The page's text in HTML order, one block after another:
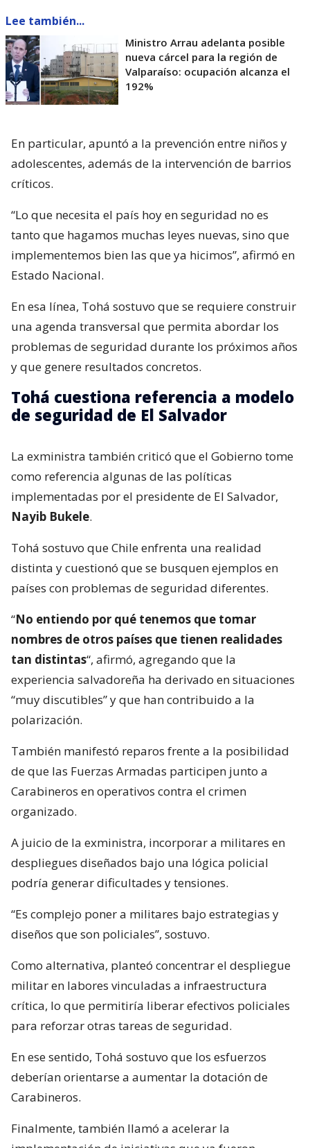
Lee también...
Ministro Arrau adelanta posible
nueva cárcel para la región de
Valparaíso: ocupación alcanza el
192%
En particular, apuntó a la prevención entre niños y
adolescentes, además de la intervención de barrios
críticos.
“Lo que necesita el país hoy en seguridad no es
tanto que hagamos muchas leyes nuevas, sino que
implementemos bien las que ya hicimos”, afirmó en
Estado Nacional.
En esa línea, Tohá sostuvo que se requiere construir
una agenda transversal que permita abordar los
problemas de seguridad durante los próximos años
y que genere resultados concretos.
Tohá cuestiona referencia a modelo
de seguridad de El Salvador
La exministra también criticó que el Gobierno tome
como referencia algunas de las políticas
implementadas por el presidente de El Salvador,
Nayib Bukele.
Tohá sostuvo que Chile enfrenta una realidad
distinta y cuestionó que se busquen ejemplos en
países con problemas de seguridad diferentes.
“No entiendo por qué tenemos que tomar
nombres de otros países que tienen realidades
tan distintas“, afirmó, agregando que la
experiencia salvadoreña ha derivado en situaciones
“muy discutibles” y que han contribuido a la
polarización.
También manifestó reparos frente a la posibilidad
de que las Fuerzas Armadas participen junto a
Carabineros en operativos contra el crimen
organizado.
A juicio de la exministra, incorporar a militares en
despliegues diseñados bajo una lógica policial
podría generar dificultades y tensiones.
“Es complejo poner a militares bajo estrategias y
diseños que son policiales”, sostuvo.
Como alternativa, planteó concentrar el despliegue
militar en labores vinculadas a infraestructura
crítica, lo que permitiría liberar efectivos policiales
para reforzar otras tareas de seguridad.
En ese sentido, Tohá sostuvo que los esfuerzos
deberían orientarse a aumentar la dotación de
Carabineros.
Finalmente, también llamó a acelerar la